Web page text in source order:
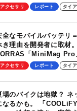
ユースに最適！
アクセサリ レポート タイ
全なモバイルバッテリ
き理由を開発者に取材。
「MiniMag Pro
アクセサリ レポート タイ
場のバイクは地獄？ ネ
なるかも。 「